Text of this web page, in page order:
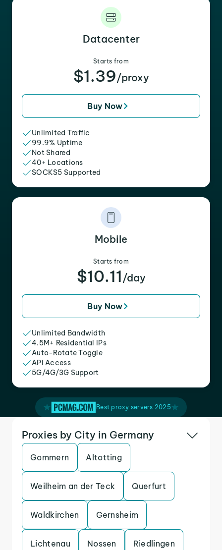
Datacenter
Starts from
$1.39/proxy
Buy Now
Unlimited Traffic
99.9% Uptime
Not Shared
40+ Locations
SOCKS5 Supported
Mobile
Starts from
$10.11 /day
Buy Now
Unlimited Bandwidth
4.5M+ Residential IPs
Auto-Rotate Toggle
API Access
5G/4G/3G Support
Best proxy servers 2025
Proxies by City in Germany
Gommern Altotting
Weilheim an der Teck Querfurt
Waldkirchen Gernsheim
Lichtenau Nossen Riedlingen